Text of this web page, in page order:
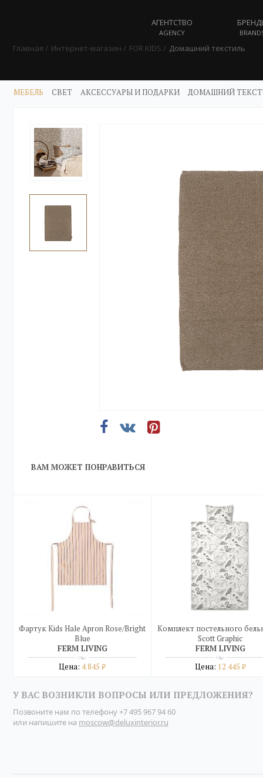
АГЕНТСТВО
AGENCY
Главная Интернет-магазин FOR KIDS Домашний текстиль
МЕБЕЛЬ СВЕТ АКСЕССУАРЫ И ПОДАРКИ ДОМАШНИЙ
ВАМ МОЖЕТ ПОНРАВИТЬСЯ
Фартук Kids Hale Apron Rose/Bright
Blue
FERM LIVING
Цена: 4 845 ₽
Комплект постельного
Scott Graphic
FERM LIVING
Цена: 12 445 ₽
У ВАС ВОЗНИКЛИ ВОПРОСЫ ИЛИ ПРЕДЛОЖЕНИЯ?
Позвоните нам по телефону+7 495 967 94 60
или напишите на moscow@deluxinterior.ru